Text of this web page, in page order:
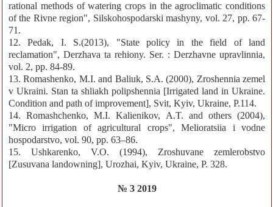
rational methods of watering crops in the agroclimatic conditions
of the Rivne region", Silskohospodarski mashyny, vol. 27, pp. 67-
71.
12. Pedak, I. S.(2013), "State policy in the field of land
reclamation", Derzhava ta rehiony. Ser. : Derzhavne upravlinnia,
vol. 2, pp. 84-89.
13. Romashenko, M.I. and Baliuk, S.A. (2000), Zroshennia zemel
v Ukraini. Stan ta shliakh polipshennia [Irrigated land in Ukraine.
Condition and path of improvement], Svit, Kyiv, Ukraine, P.114.
14. Romashchenko, M.I. Kalienikov, A.T. and others (2004),
"Micro irrigation of agricultural crops", Melioratsiia i vodne
hospodarstvo, vol. 90, pp. 63–86.
15. Ushkarenko, V.O. (1994), Zroshuvane zemlerobstvo
[Zusuvana landowning], Urozhai, Kyiv, Ukraine, P. 328.
№ 3 2019